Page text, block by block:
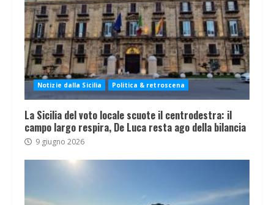
Notizie dalla Sicilia Politica & retroscena
La Sicilia del voto locale scuote il centrodestra: il
campo largo respira, De Luca resta ago della bilancia
9 giugno 2026